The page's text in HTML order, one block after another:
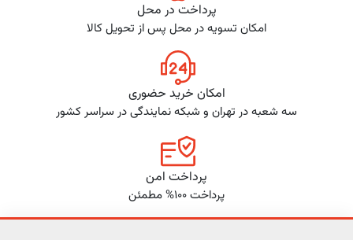
پرداخت در محل
امکان تسویه در محل پس از تحویل کالا
امکان خرید حضوری
سه شعبه در تهران و شبکه نمایندگی در سراسر کشور
پرداخت امن
پرداخت 100% مطمئن